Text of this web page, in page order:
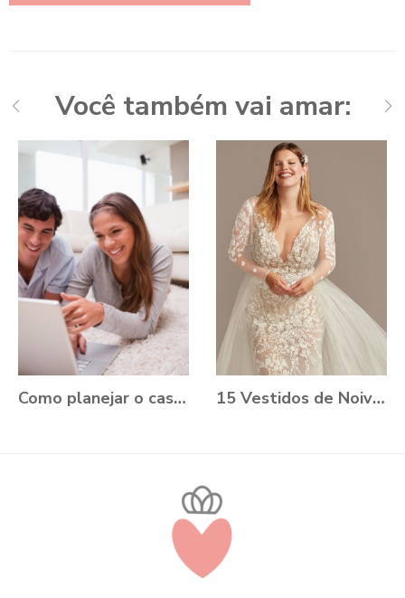
Você também vai amar:
Como planejar o casamento durante a Pandemia? 15 Vestidos de Noiva Plus Size para você se apaixonar